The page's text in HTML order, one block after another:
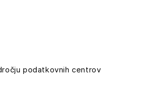
podatkovnih centrov